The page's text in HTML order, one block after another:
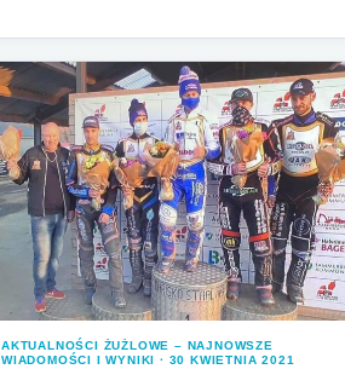
AKTUALNOŚCI ŻUŻLOWE – NAJNOWSZE
WIADOMOŚCI I WYNIKI · 30 KWIETNIA 2021